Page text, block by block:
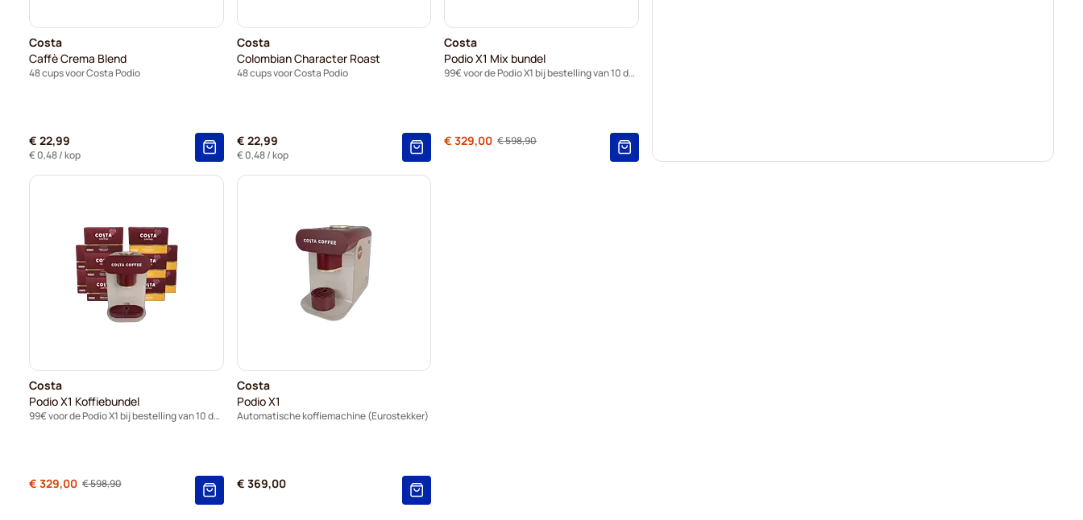
Costa
Caffè Crema Blend
48 cups voor Costa Podio
€ 22,99
€ 0,48/ kop
Costa
Colombian Character Roast
48 cups voor Costa Podio
€ 22,99
€ 0,48/ kop
Costa
Podio X1 Mix bundel
99€ voor de Podio X1 bij bestelling van 10 dozen capsules.
Normale prijs
€ 598,90
€ 329,00
Costa
Podio X1 Koffiebundel
99€ voor de Podio X1 bij bestelling van 10 dozen capsules.
Normale prijs
€ 598,90
€ 329,00
Costa
Podio X1
Automatische koffiemachine (Eurostekker)
€ 369,00